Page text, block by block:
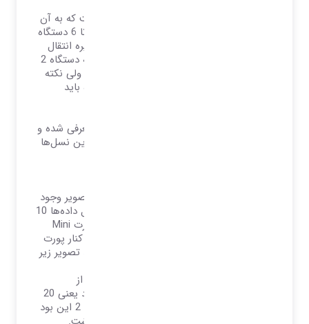
از دیگر مزایای تاندربولت اتصال زنجیره‌ای است که به آن
Daisy chain می‌گویند. با این مزیت می‌توان تا 6 دستگاه
دارای این پورت را به هم وصل کرد و یک زنجیره انتقال
داده ساخت. یعنی به اینصورت که دستگاه 1 به دستگاه 2
وصل شود و دستگاه 2 به 3 و همینطور تا 6ام. ولی نکته
مهم این است که همه دستگاه‌های این زنجیره باید
تا کنون 3 نسل از این استاندارد انتقال داده معرفی شده و
مورد بهره‌برداری قرار گرفته است. خیلی کوتاه این نسل‌ها
در نسل یک این استاندارد، هم امکان انتقال تصویر وجود
داشت و هم امکان انتقال داده‌ها. سرعت انتقال داده‌ها 10
گیگابیت برثانیه بود و شکل پورت آن هم بصورت Mini
DisplayPort (MDP) بود. فقط از طریق علامت کنار پورت
امکان تشخیص این تفاوت وجود داشت. مانند تصویر زیر
در نسل دوم شکل پورت مانند همان نسل یک از
نوع(MDP) بود ولی سرعت آن دو برابر شده بود یعنی 20
گیگابیت بر ثانیه. از دیگر مزیت‌های تاندربولت 2 این بود